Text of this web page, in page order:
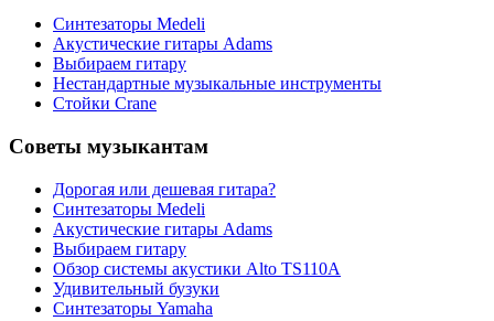
Синтезаторы Мedeli
Акустические гитары Adams
Выбираем гитару
Нестандартные музыкальные инструменты
Стойки Crane
Советы музыкантам
Дорогая или дешевая гитара?
Синтезаторы Мedeli
Акустические гитары Adams
Выбираем гитару
Обзор системы акустики Alto TS110A
Удивительный бузуки
Синтезаторы Yamaha